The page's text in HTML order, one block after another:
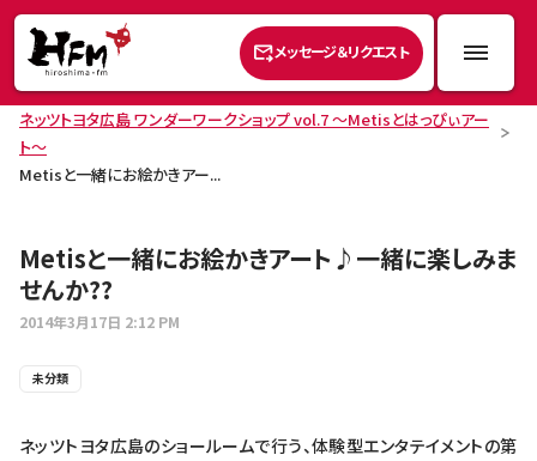
メッセージ＆リクエスト
ネッツトヨタ広島 ワンダーワークショップ vol.7 ～Metisとはっぴぃアー
ト～
Metisと一緒にお絵かきアー...
Metisと一緒にお絵かきアート♪一緒に楽しみま
せんか??
2014年3月17日 2:12 PM
未分類
ネッツトヨタ広島のショールームで行う、体験型エンタテイメントの第